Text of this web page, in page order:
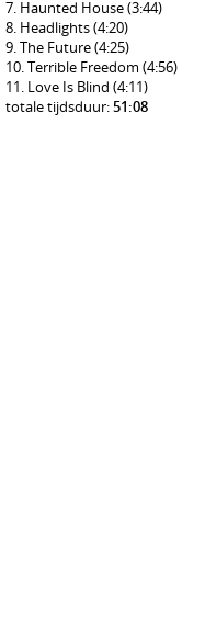
Haunted House(3:44)
Headlights(4:20)
The Future(4:25)
Terrible Freedom (4:56)
Love Is Blind (4:11)
totale tijdsduur:51:08